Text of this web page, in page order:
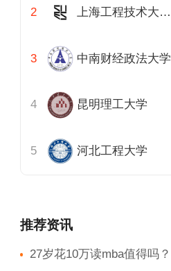
上海工程技术大学管理学院
中南财经政法大学
昆明理工大学
河北工程大学
推荐资讯
27岁花10万读mba值得吗？